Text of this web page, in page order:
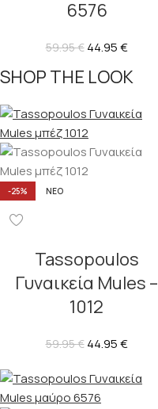
6576
59.95€ 44.95€
SHOP THE LOOK
-25% ΝΈΟ
Tassopoulos
Γυναικεία Mules –
1012
59.95€ 44.95€